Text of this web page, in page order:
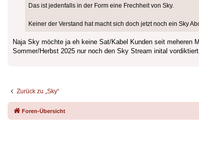
Das ist jedenfalls in der Form eine Frechheit von Sky.
Keiner der Verstand hat macht sich doch jetzt noch ein Sky
Naja Sky möchte ja eh keine Sat/Kabel Kunden seit meheren
Sommer/Herbst 2025 nur noch den Sky Stream inital vordiktiert.
Zurück zu „Sky“
Foren-Übersicht